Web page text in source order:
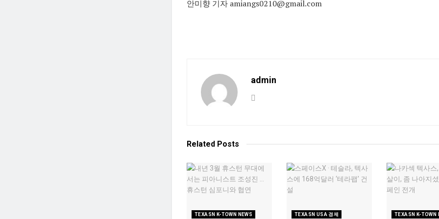
안미향 기자 amiangs0210@gmail.com
admin
Related Posts
TEXASN K-TOWN NEWS TEXASN USA 경제 TEXASN K-TOWN